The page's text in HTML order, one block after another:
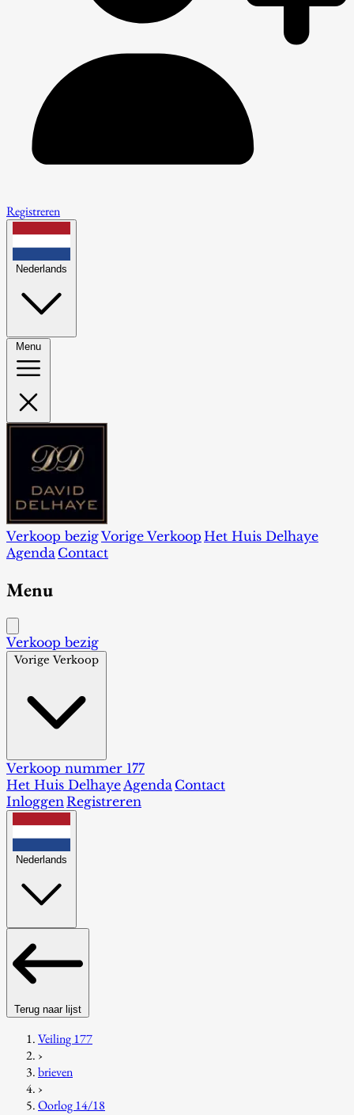
Registreren
Nederlands
Menu
Verkoop bezigVorige Verkoop Het Huis Delhaye
Agenda Contact
Menu
Verkoop bezig
Vorige Verkoop
Verkoop nummer 177
Het Huis DelhayeAgenda Contact
InloggenRegistreren
Nederlands
Terug naar lijst
Veiling 177
›
brieven
›
Oorlog 14/18